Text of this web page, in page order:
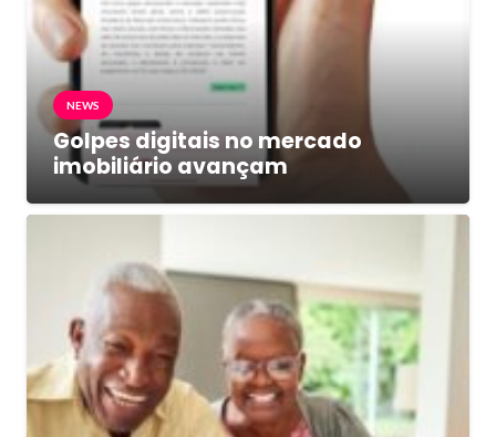
NEWS
Golpes digitais no mercado
imobiliário avançam